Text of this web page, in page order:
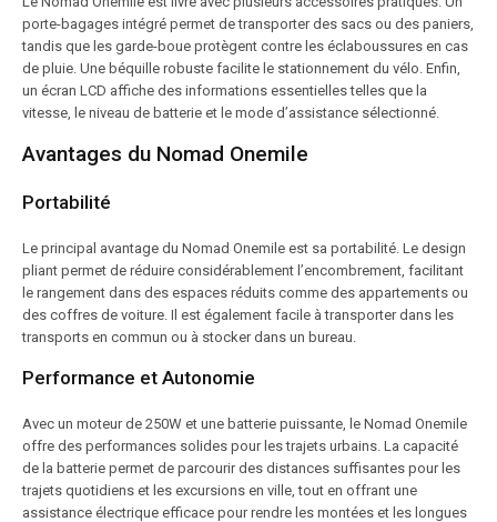
porte-bagages intégré permet de transporter des sacs ou des paniers,
tandis que les garde-boue protègent contre les éclaboussures en cas
de pluie. Une béquille robuste facilite le stationnement du vélo. Enfin,
un écran LCD affiche des informations essentielles telles que la
vitesse, le niveau de batterie et le mode d’assistance sélectionné.
Avantages du Nomad Onemile
Portabilité
Le principal avantage du Nomad Onemile est sa portabilité. Le design
pliant permet de réduire considérablement l’encombrement, facilitant
le rangement dans des espaces réduits comme des appartements ou
des coffres de voiture. Il est également facile à transporter dans les
transports en commun ou à stocker dans un bureau.
Performance et Autonomie
Avec un moteur de 250W et une batterie puissante, le Nomad Onemile
offre des performances solides pour les trajets urbains. La capacité
de la batterie permet de parcourir des distances suffisantes pour les
trajets quotidiens et les excursions en ville, tout en offrant une
assistance électrique efficace pour rendre les montées et les longues